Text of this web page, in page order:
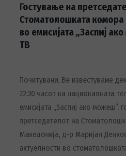
Гостување на
Стоматолошката комора
во емисијата „Заспиј
ТВ
Почитувани, Ве известуваме
22:30 часот на националната
емисијата ,,Заспиј ако можеш”,
претседателот на
Македонија, д-р Маријан
актуелности во